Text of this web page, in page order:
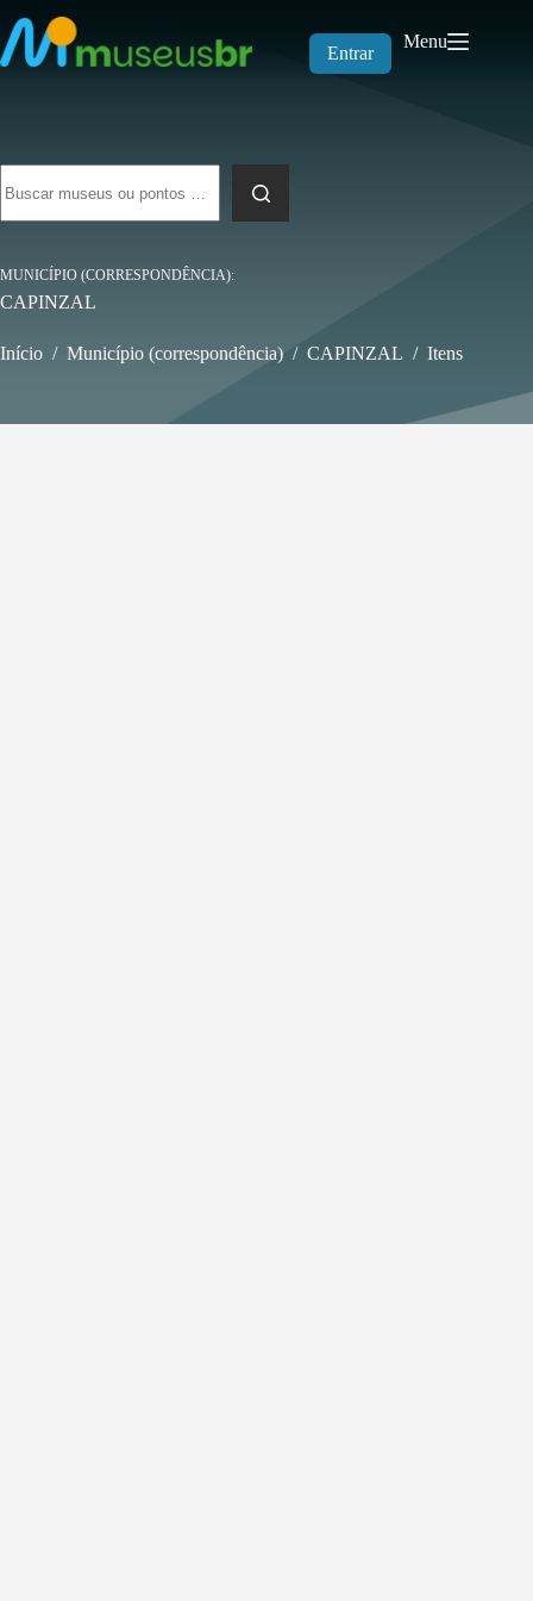
para
o
conteúdo
Entrar
Menu
resultados
MUNICÍPIO (CORRESPONDÊNCIA)
CAPINZAL
Início / Município (correspondência) / CAPINZAL / Itens